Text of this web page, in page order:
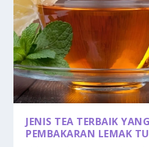
JENIS TEA TERBAIK
PEMBAKARAN LEMAK